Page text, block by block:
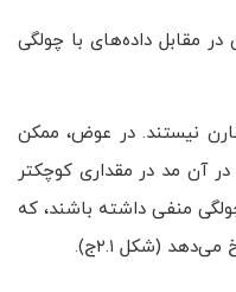
در مقابل داده‌های با چولگی
نیستند. در عوض، ممکن
آن مد در مقداری کوچکتر
(شکل ۲.۱ب)، یا چولگی منفی داشته باشند، که
(شکل ۲.۱ج).